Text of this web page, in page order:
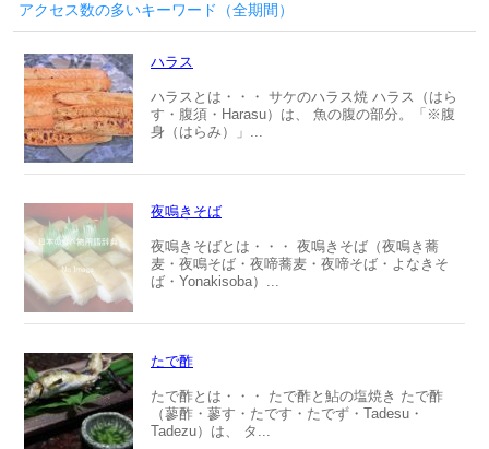
アクセス数の多いキーワード（全期間）
ハラス
ハラスとは・・・ サケのハラス焼 ハラス（はら
す・腹須・Harasu）は、 魚の腹の部分。「※腹
身（はらみ）」...
夜鳴きそば
夜鳴きそばとは・・・ 夜鳴きそば（夜鳴き蕎
麦・夜鳴そば・夜啼蕎麦・夜啼そば・よなきそ
ば・Yonakisoba）...
たで酢
たで酢とは・・・ たで酢と鮎の塩焼き たで酢
（蓼酢・蓼す・たです・たでず・Tadesu・
Tadezu）は、 タ...